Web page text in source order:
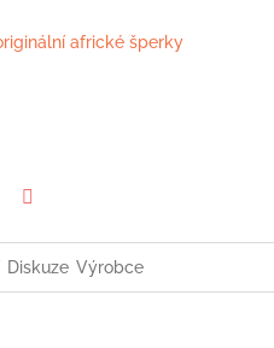
africké šperky
Diskuze Výrobce